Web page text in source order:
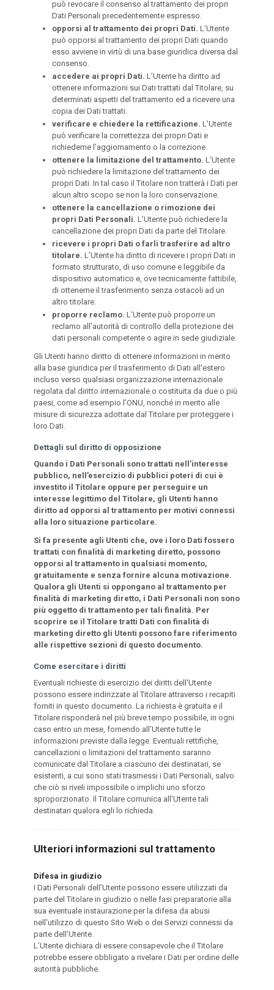
può revocare il consenso al trattamento dei propri
Dati Personali precedentemente espresso.
opporsi al trattamento dei propri Dati. L’Utente
può opporsi al trattamento dei propri Dati quando
esso avviene in virtù di una base giuridica diversa dal
consenso.
accedere ai propri Dati. L’Utente ha diritto ad
ottenere informazioni sui Dati trattati dal Titolare, su
determinati aspetti del trattamento ed a ricevere una
copia dei Dati trattati.
verificare e chiedere la rettificazione. L’Utente
può verificare la correttezza dei propri Dati e
richiederne l’aggiornamento o la correzione.
ottenere la limitazione del trattamento. L’Utente
può richiedere la limitazione del trattamento dei
propri Dati. In tal caso il Titolare non tratterà i Dati per
alcun altro scopo se non la loro conservazione.
ottenere la cancellazione o rimozione dei
propri Dati Personali. L’Utente può richiedere la
cancellazione dei propri Dati da parte del Titolare.
ricevere i propri Dati o farli trasferire ad altro
titolare. L’Utente ha diritto di ricevere i propri Dati in
formato strutturato, di uso comune e leggibile da
dispositivo automatico e, ove tecnicamente fattibile,
di ottenerne il trasferimento senza ostacoli ad un
altro titolare.
proporre reclamo. L’Utente può proporre un
reclamo all’autorità di controllo della protezione dei
dati personali competente o agire in sede giudiziale.
Gli Utenti hanno diritto di ottenere informazioni in merito
alla base giuridica per il trasferimento di Dati all'estero
incluso verso qualsiasi organizzazione internazionale
regolata dal diritto internazionale o costituita da due o più
paesi, come ad esempio l’ONU, nonché in merito alle
misure di sicurezza adottate dal Titolare per proteggere i
loro Dati.
Dettagli sul diritto di opposizione
Quando i Dati Personali sono trattati nell’interesse
pubblico, nell’esercizio di pubblici poteri di cui è
investito il Titolare oppure per perseguire un
interesse legittimo del Titolare, gli Utenti hanno
diritto ad opporsi al trattamento per motivi connessi
alla loro situazione particolare.
Si fa presente agli Utenti che, ove i loro Dati fossero
trattati con finalità di marketing diretto, possono
opporsi al trattamento in qualsiasi momento,
gratuitamente e senza fornire alcuna motivazione.
Qualora gli Utenti si oppongano al trattamento per
finalità di marketing diretto, i Dati Personali non sono
più oggetto di trattamento per tali finalità. Per
scoprire se il Titolare tratti Dati con finalità di
marketing diretto gli Utenti possono fare riferimento
alle rispettive sezioni di questo documento.
Come esercitare i diritti
Eventuali richieste di esercizio dei diritti dell'Utente
possono essere indirizzate al Titolare attraverso i recapiti
forniti in questo documento. La richiesta è gratuita e il
Titolare risponderà nel più breve tempo possibile, in ogni
caso entro un mese, fornendo all’Utente tutte le
informazioni previste dalla legge. Eventuali rettifiche,
cancellazioni o limitazioni del trattamento saranno
comunicate dal Titolare a ciascuno dei destinatari, se
esistenti, a cui sono stati trasmessi i Dati Personali, salvo
che ciò si riveli impossibile o implichi uno sforzo
sproporzionato. Il Titolare comunica all'Utente tali
destinatari qualora egli lo richieda.
Ulteriori informazioni sul trattamento
Difesa in giudizio
I Dati Personali dell’Utente possono essere utilizzati da
parte del Titolare in giudizio o nelle fasi preparatorie alla
sua eventuale instaurazione per la difesa da abusi
nell'utilizzo di questo Sito Web o dei Servizi connessi da
parte dell’Utente.
L’Utente dichiara di essere consapevole che il Titolare
potrebbe essere obbligato a rivelare i Dati per ordine delle
autorità pubbliche.